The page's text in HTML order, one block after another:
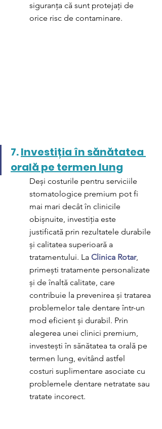
siguranța că sunt protejați de
orice risc de contaminare.
7. Investiția în sănătatea
orală pe termen lung
Deși costurile pentru serviciile
stomatologice premium pot fi
mai mari decât în clinicile
obișnuite, investiția este
justificată prin rezultatele durabile
și calitatea superioară a
tratamentului. La Clinica Rotar,
primești tratamente personalizate
și de înaltă calitate, care
contribuie la prevenirea și tratarea
problemelor tale dentare într-un
mod eficient și durabil. Prin
alegerea unei clinici premium,
investești în sănătatea ta orală pe
termen lung, evitând astfel
costuri suplimentare asociate cu
problemele dentare netratate sau
tratate incorect.